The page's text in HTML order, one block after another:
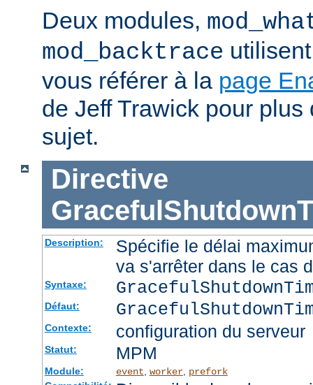
Deux modules,
mod_backtrace
vous référer à la page
de Jeff Trawick pour
sujet.
Directive
Description:
Spécifie le délai
va s'arrêter dans le cas
Syntaxe:
Défaut:
Contexte: configuration du serveur
Statut: MPM
Module: event, worker, prefork